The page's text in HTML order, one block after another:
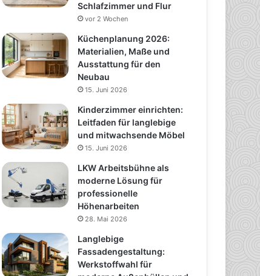
Schlafzimmer und Flur
vor 2 Wochen
Küchenplanung 2026:
Materialien, Maße und
Ausstattung für den
Neubau
15. Juni 2026
Kinderzimmer einrichten:
Leitfaden für langlebige
und mitwachsende Möbel
15. Juni 2026
LKW Arbeitsbühne als
moderne Lösung für
professionelle
Höhenarbeiten
28. Mai 2026
Langlebige
Fassadengestaltung:
Werkstoffwahl für